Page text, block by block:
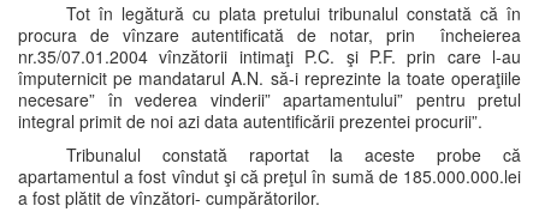
Tot în legătură cu plata pretului tribunalul constată că în
procura de vînzare autentificată de notar, prin încheierea
nr.35/07.01.2004 vînzătorii intimaţi P.C. şi P.F. prin care l-au
împuternicit pe mandatarul A.N. să-i reprezinte la toate operaţiile
necesare” în vederea vinderii” apartamentului” pentru pretul
integral primit de noi azi data autentificării prezentei procurii”.
Tribunalul constată raportat la aceste probe că
apartamentul a fost vîndut şi că preţul în sumă de 185.000.000.lei
a fost plătit de vînzători- cumpărătorilor.